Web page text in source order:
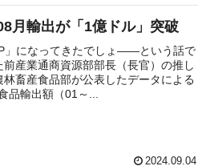
入手」手段ではないのか？
の動きに強く左右される状態
月輸出が「1億ドル」突破
」になってきたでしょ――という話で
産業通商資源部部長（長官）の推し
畜産食品部が公表したデータによる
品輸出額（01～...
2024.09.04